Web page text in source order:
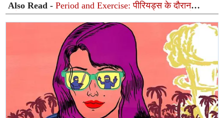
Also Read -Period and Exercise: पीरियड्स के दौरान
वर्कआउट करना सही या गलत? जानें क्या कहते हैं एक्सपर्ट्स